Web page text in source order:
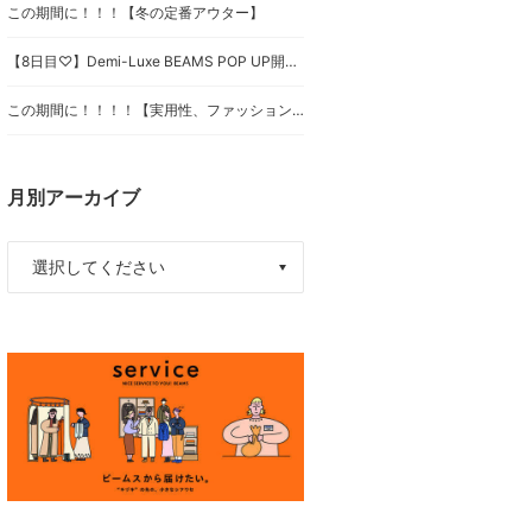
この期間に！！！【冬の定番アウター】
【8日目♡】Demi-Luxe BEAMS POP UP開催のお知らせ♡⑧
この期間に！！！！【実用性、ファッション性に優れたオススメシューズ】
月別アーカイブ